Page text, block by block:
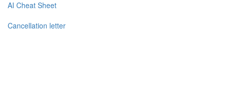
AI Cheat Sheet
Cancellation letter